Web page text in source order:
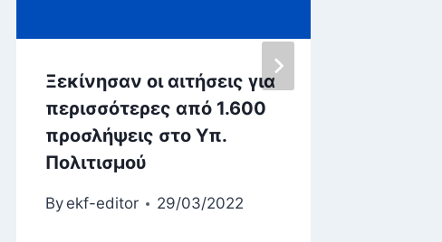
Ξεκίνησαν οι αιτήσεις για
περισσότερες από 1.600
προσλήψεις στο Υπ.
Πολιτισμού
By ekf-editor 29/03/2022